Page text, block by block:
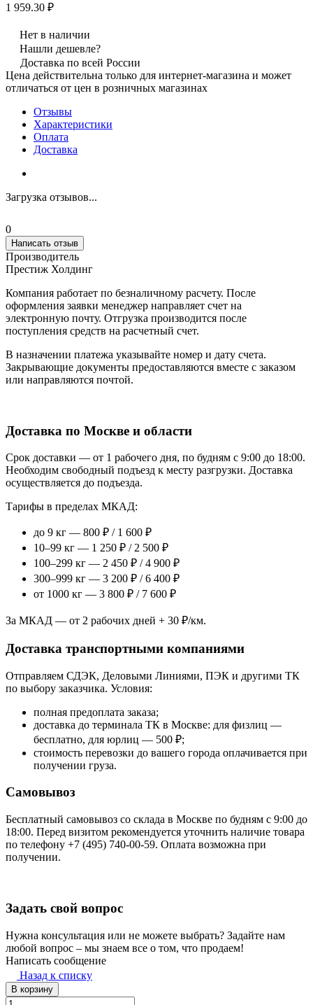
1 959.30 ₽
Нет в наличии
Нашли дешевле?
Доставка по всей России
Цена действительна только для интернет-магазина и может
отличаться от цен в розничных магазинах
Отзывы
Характеристики
Оплата
Доставка
Загрузка отзывов...
0
Написать отзыв
Производитель
Престиж Холдинг
Компания работает по безналичному расчету. После
оформления заявки менеджер направляет счет на
электронную почту. Отгрузка производится после
поступления средств на расчетный счет.
В назначении платежа указывайте номер и дату счета.
Закрывающие документы предоставляются вместе с заказом
или направляются почтой.
Доставка по Москве и области
Срок доставки — от 1 рабочего дня, по будням с 9:00 до 18:00.
Необходим свободный подъезд к месту разгрузки. Доставка
осуществляется до подъезда.
Тарифы в пределах МКАД:
до 9 кг — 800 ₽ / 1 600 ₽
10–99 кг — 1 250 ₽ / 2 500 ₽
100–299 кг — 2 450 ₽ / 4 900 ₽
300–999 кг — 3 200 ₽ / 6 400 ₽
от 1000 кг — 3 800 ₽ / 7 600 ₽
За МКАД — от 2 рабочих дней + 30 ₽/км.
Доставка транспортными компаниями
Отправляем СДЭК, Деловыми Линиями, ПЭК и другими ТК
по выбору заказчика. Условия:
полная предоплата заказа;
доставка до терминала ТК в Москве: для физлиц —
бесплатно, для юрлиц — 500 ₽;
стоимость перевозки до вашего города оплачивается при
получении груза.
Самовывоз
Бесплатный самовывоз со склада в Москве по будням с 9:00 до
18:00. Перед визитом рекомендуется уточнить наличие товара
по телефону +7 (495) 740-00-59. Оплата возможна при
получении.
Задать свой вопрос
Нужна консультация или не можете выбрать? Задайте нам
любой вопрос – мы знаем все о том, что продаем!
Написать сообщение
Назад к списку
В корзину